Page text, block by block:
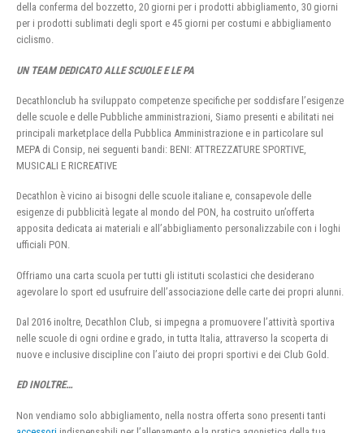
della conferma del bozzetto, 20 giorni per i prodotti abbigliamento, 30 giorni
per i prodotti sublimati degli sport e 45 giorni per costumi e abbigliamento
ciclismo.
UN TEAM DEDICATO ALLE SCUOLE E LE PA
Decathlonclub ha sviluppato competenze specifiche per soddisfare l’esigenze
delle scuole e delle Pubbliche amministrazioni, Siamo presenti e abilitati nei
principali marketplace della Pubblica Amministrazione e in particolare sul
MEPA di Consip, nei seguenti bandi: BENI: ATTREZZATURE SPORTIVE,
MUSICALI E RICREATIVE
Decathlon è vicino ai bisogni delle scuole italiane e, consapevole delle
esigenze di pubblicità legate al mondo del PON, ha costruito un’offerta
apposita dedicata ai materiali e all’abbigliamento personalizzabile con i loghi
ufficiali PON.
Offriamo una carta scuola per tutti gli istituti scolastici che desiderano
agevolare lo sport ed usufruire dell’associazione delle carte dei propri alunni.
Dal 2016 inoltre, Decathlon Club, si impegna a promuovere l’attività sportiva
nelle scuole di ogni ordine e grado, in tutta Italia, attraverso la scoperta di
nuove e inclusive discipline con l’aiuto dei propri sportivi e dei Club Gold.
ED INOLTRE…
Non vendiamo solo abbigliamento, nella nostra offerta sono presenti tanti